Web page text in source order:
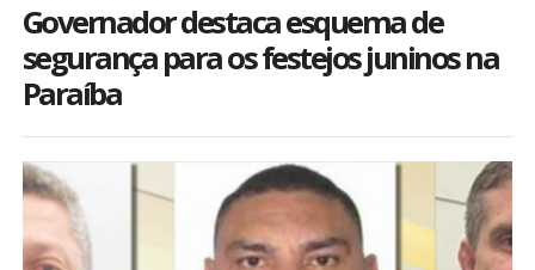
Governador destaca esquema de
segurança para os festejos juninos na
Paraíba